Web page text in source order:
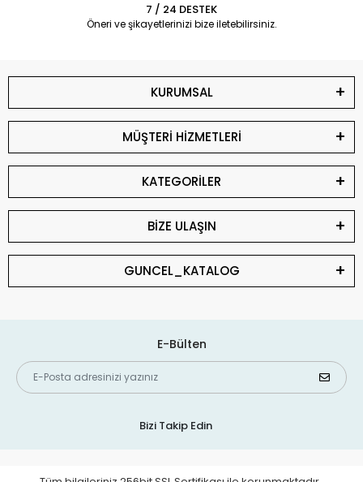
7 / 24 DESTEK
Öneri ve şikayetlerinizi bize iletebilirsiniz.
KURUMSAL
MÜŞTERİ HİZMETLERİ
KATEGORİLER
BİZE ULAŞIN
GUNCEL_KATALOG
E-Bülten
Bizi Takip Edin